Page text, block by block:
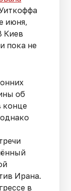
июня,
Киев
пока не
об
конце
Ирана.
в